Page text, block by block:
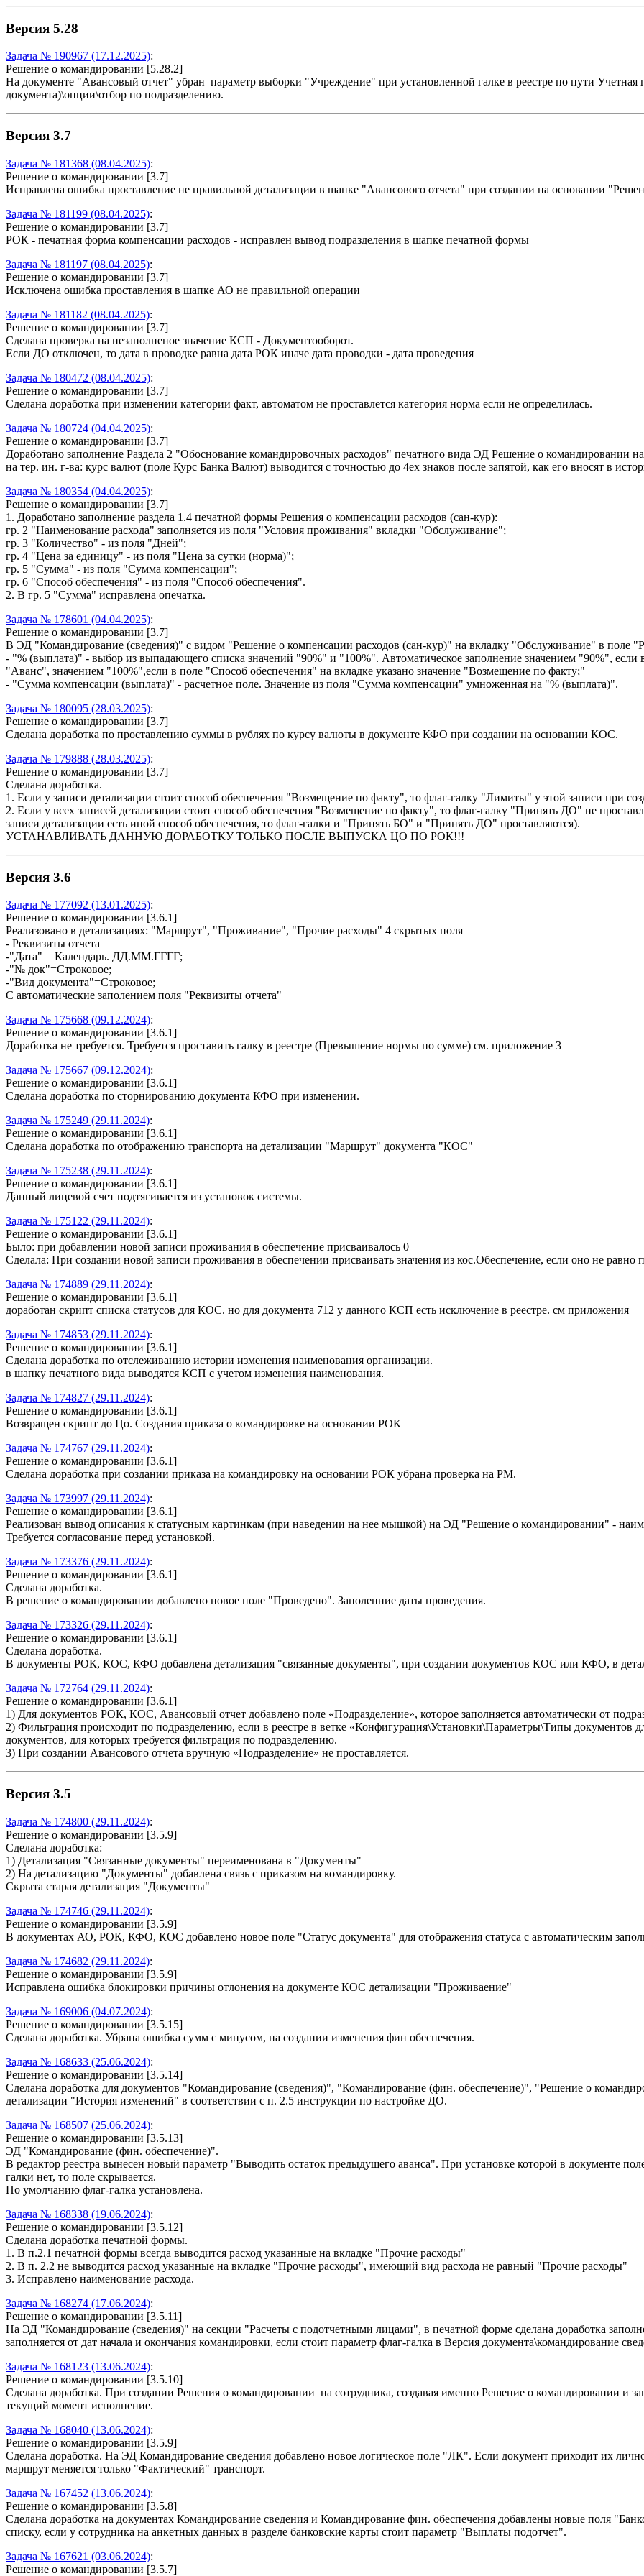
Версия 5.28
Задача № 190967 (17.12.2025):
Решение о командировании [5.28.2]
На документе "Авансовый отчет" убран параметр выборки "Учреждение" при установленной галке в реестре по пути
документа)\опции\отбор по подразделению.
Версия 3.7
Задача № 181368 (08.04.2025):
Решение о командировании [3.7]
Исправлена ошибка проставление не правильной детализации в шапке "Авансового отчета" при создании на основании
Задача № 181199 (08.04.2025):
Решение о командировании [3.7]
РОК - печатная форма компенсации расходов - исправлен вывод подразделения в шапке печатной формы
Задача № 181197 (08.04.2025):
Решение о командировании [3.7]
Исключена ошибка проставления в шапке АО не правильной операции
Задача № 181182 (08.04.2025):
Решение о командировании [3.7]
Сделана проверка на незаполненое значение КСП - Документооборот.
Если ДО отключен, то дата в проводке равна дата РОК иначе дата проводки - дата проведения
Задача № 180472 (08.04.2025):
Решение о командировании [3.7]
Сделана доработка при изменении категории факт, автоматом не проставлется категория норма если не определилась.
Задача № 180724 (04.04.2025):
Решение о командировании [3.7]
Доработано заполнение Раздела 2 "Обоснование командировочных расходов" печатного вида ЭД Решение о командировании
на тер. ин. г-ва: курс валют (поле Курс Банка Валют) выводится с точностью до 4ех знаков после запятой, как его вносят в
Задача № 180354 (04.04.2025):
Решение о командировании [3.7]
1. Доработано заполнение раздела 1.4 печатной формы Решения о компенсации расходов (сан-кур):
гр. 2 "Наименование расхода" заполняется из поля "Условия проживания" вкладки "Обслуживание";
гр. 3 "Количество" - из поля "Дней";
гр. 4 "Цена за единицу" - из поля "Цена за сутки (норма)";
гр. 5 "Сумма" - из поля "Сумма компенсации";
гр. 6 "Способ обеспечения" - из поля "Способ обеспечения".
2. В гр. 5 "Сумма" исправлена опечатка.
Задача № 178601 (04.04.2025):
Решение о командировании [3.7]
В ЭД "Командирование (сведения)" с видом "Решение о компенсации расходов (сан-кур)" на вкладку "Обслуживание" в поле
- "% (выплата)" - выбор из выпадающего списка значений "90%" и "100%". Автоматическое заполнение значением "90%", если
"Аванс", значением "100%",если в поле "Способ обеспечения" на вкладке указано значение "Возмещение по факту;"
- "Сумма компенсации (выплата)" - расчетное поле. Значение из поля "Сумма компенсации" умноженная на "% (выплата)".
Задача № 180095 (28.03.2025):
Решение о командировании [3.7]
Сделана доработка по проставлению суммы в рублях по курсу валюты в документе КФО при создании на основании КОС.
Задача № 179888 (28.03.2025):
Решение о командировании [3.7]
Сделана доработка.
1. Если у записи детализации стоит способ обеспечения "Возмещение по факту", то флаг-галку "Лимиты" у этой записи при
2. Если у всех записей детализации стоит способ обеспечения "Возмещение по факту", то флаг-галку "Принять ДО" не
записи детализации есть иной способ обеспечения, то флаг-галки и "Принять БО" и "Принять ДО" проставляются).
УСТАНАВЛИВАТЬ ДАННУЮ ДОРАБОТКУ ТОЛЬКО ПОСЛЕ ВЫПУСКА ЦО ПО РОК!!!
Версия 3.6
Задача № 177092 (13.01.2025):
Решение о командировании [3.6.1]
Реализовано в детализациях: "Маршрут", "Проживание", "Прочие расходы" 4 скрытых поля
- Реквизиты отчета
-"Дата" = Календарь. ДД.ММ.ГГГГ;
-"№ док"=Строковое;
-"Вид документа"=Строковое;
С автоматические заполением поля "Реквизиты отчета"
Задача № 175668 (09.12.2024):
Решение о командировании [3.6.1]
Доработка не требуется. Требуется проставить галку в реестре (Превышение нормы по сумме) см. приложение 3
Задача № 175667 (09.12.2024):
Решение о командировании [3.6.1]
Сделана доработка по сторнированию документа КФО при изменении.
Задача № 175249 (29.11.2024):
Решение о командировании [3.6.1]
Сделана доработка по отображению транспорта на детализации "Маршрут" документа "КОС"
Задача № 175238 (29.11.2024):
Решение о командировании [3.6.1]
Данный лицевой счет подтягивается из установок системы.
Задача № 175122 (29.11.2024):
Решение о командировании [3.6.1]
Было: при добавлении новой записи проживания в обеспечение присваивалось 0
Сделала: При создании новой записи проживания в обеспечении присваивать значения из кос.Обеспечение, если оно не равно
Задача № 174889 (29.11.2024):
Решение о командировании [3.6.1]
доработан скрипт списка статусов для КОС. но для документа 712 у данного КСП есть исключение в реестре. см приложения
Задача № 174853 (29.11.2024):
Решение о командировании [3.6.1]
Сделана доработка по отслеживанию истории изменения наименования организации.
в шапку печатного вида выводятся КСП с учетом изменения наименования.
Задача № 174827 (29.11.2024):
Решение о командировании [3.6.1]
Возвращен скрипт до Цо. Создания приказа о командировке на основании РОК
Задача № 174767 (29.11.2024):
Решение о командировании [3.6.1]
Сделана доработка при создании приказа на командировку на основании РОК убрана проверка на РМ.
Задача № 173997 (29.11.2024):
Решение о командировании [3.6.1]
Реализован вывод описания к статусным картинкам (при наведении на нее мышкой) на ЭД "Решение о командировании" -
Требуется согласование перед установкой.
Задача № 173376 (29.11.2024):
Решение о командировании [3.6.1]
Сделана доработка.
В решение о командировании добавлено новое поле "Проведено". Заполенние даты проведения.
Задача № 173326 (29.11.2024):
Решение о командировании [3.6.1]
Сделана доработка.
В документы РОК, КОС, КФО добавлена детализация "связанные документы", при создании документов КОС или КФО, в
Задача № 172764 (29.11.2024):
Решение о командировании [3.6.1]
1) Для документов РОК, КОС, Авансовый отчет добавлено поле «Подразделение», которое заполняется автоматически от
2) Фильтрация происходит по подразделению, если в реестре в ветке «Конфигурация\Установки\Параметры\Типы документов
документов, для которых требуется фильтрация по подразделению.
3) При создании Авансового отчета вручную «Подразделение» не проставляется.
Версия 3.5
Задача № 174800 (29.11.2024):
Решение о командировании [3.5.9]
Сделана доработка:
1) Детализация "Связанные документы" переименована в "Документы"
2) На детализацию "Документы" добавлена связь с приказом на командировку.
Скрыта старая детализация "Документы"
Задача № 174746 (29.11.2024):
Решение о командировании [3.5.9]
В документах АО, РОК, КФО, КОС добавлено новое поле "Статус документа" для отображения статуса с автоматическим
Задача № 174682 (29.11.2024):
Решение о командировании [3.5.9]
Исправлена ошибка блокировки причины отлонения на документе КОС детализации "Проживаение"
Задача № 169006 (04.07.2024):
Решение о командировании [3.5.15]
Сделана доработка. Убрана ошибка сумм с минусом, на создании изменения фин обеспечения.
Задача № 168633 (25.06.2024):
Решение о командировании [3.5.14]
Сделана доработка для документов "Командирование (сведения)", "Командирование (фин. обеспечение)", "Решение о
детализации "История изменений" в соответствии с п. 2.5 инструкции по настройке ДО.
Задача № 168507 (25.06.2024):
Решение о командировании [3.5.13]
ЭД "Командирование (фин. обеспечение)".
В редактор реестра вынесен новый параметр "Выводить остаток предыдущего аванса". При установке которой в документе
галки нет, то поле скрывается.
По умолчанию флаг-галка установлена.
Задача № 168338 (19.06.2024):
Решение о командировании [3.5.12]
Сделана доработка печатной формы.
1. В п.2.1 печатной формы всегда выводится расход указанные на вкладке "Прочие расходы"
2. В п. 2.2 не выводится расход указанные на вкладке "Прочие расходы", имеющий вид расхода не равный "Прочие расходы"
3. Исправлено наименование расхода.
Задача № 168274 (17.06.2024):
Решение о командировании [3.5.11]
На ЭД "Командирование (сведения)" на секции "Расчеты с подотчетными лицами", в печатной форме сделана доработка
заполняется от дат начала и окончания командировки, если стоит параметр флаг-галка в Версия документа\командирование
Задача № 168123 (13.06.2024):
Решение о командировании [3.5.10]
Сделана доработка. При создании Решения о командировании на сотрудника, создавая именно Решение о командировании и
текущий момент исполнение.
Задача № 168040 (13.06.2024):
Решение о командировании [3.5.9]
Сделана доработка. На ЭД Командирование сведения добавлено новое логическое поле "ЛК". Если документ приходит их
маршрут меняется только "Фактический" транспорт.
Задача № 167452 (13.06.2024):
Решение о командировании [3.5.8]
Сделана доработка на документах Командирование сведения и Командирование фин. обеспечения добавлены новые поля
списку, если у сотрудника на анкетных данных в разделе банковские карты стоит параметр "Выплаты подотчет".
Задача № 167621 (03.06.2024):
Решение о командировании [3.5.7]